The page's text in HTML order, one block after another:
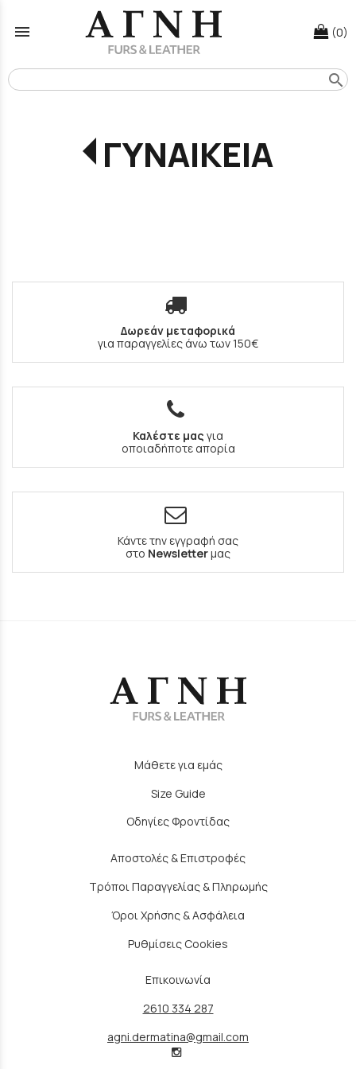
menu (0)
search
ΓΥΝΑΙΚΕΙΑ
Δωρεάν μεταφορικά
για παραγγελίες άνω των 150€
Καλέστε μας για
οποιαδήποτε απορία
Κάντε την εγγραφή σας
στο Newsletterμας
Μάθετε για εμάς
Size Guide
Οδηγίες Φροντίδας
Αποστολές & Επιστροφές
Τρόποι Παραγγελίας & Πληρωμής
Όροι Χρήσης & Ασφάλεια
Ρυθμίσεις Cookies
Επικοινωνία
2610 334 287
agni.dermatina@gmail.com